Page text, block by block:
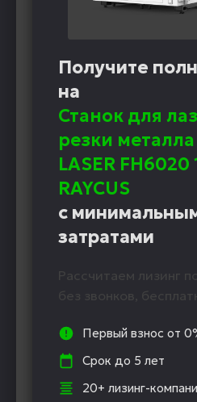
Получите
на
Станок для
резки металла
LASER
RAYCUS
с
затратами
Рассчитаем лизинг
без звонков,
Первый взнос от
Срок до 5 лет
20+ лизинг-